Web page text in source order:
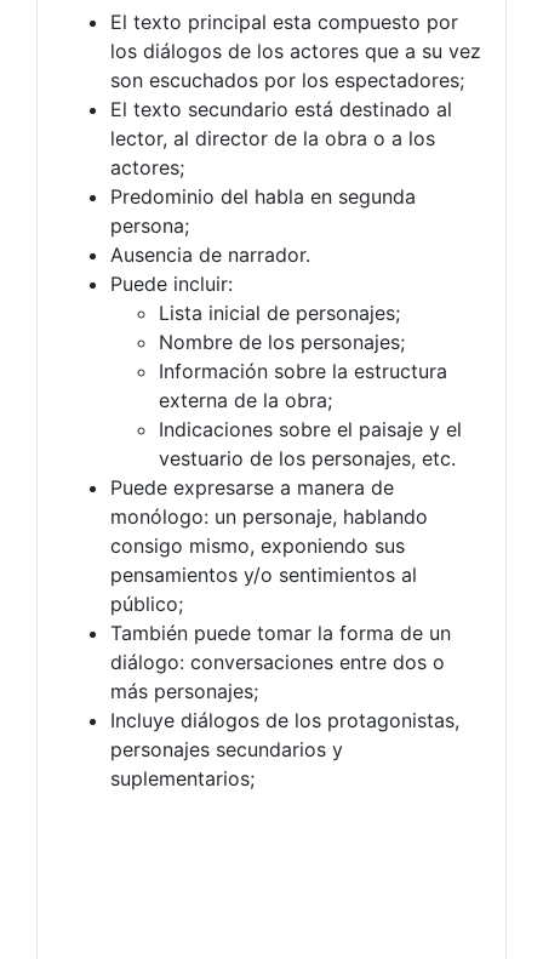
El texto principal esta compuesto por
los diálogos de los actores que a su vez
son escuchados por los espectadores;
El texto secundario está destinado al
lector, al director de la obra o a los
actores;
Predominio del habla en segunda
persona;
Ausencia de narrador.
Puede incluir:
Lista inicial de personajes;
Nombre de los personajes;
Información sobre la estructura
externa de la obra;
Indicaciones sobre el paisaje y el
vestuario de los personajes, etc.
Puede expresarse a manera de
monólogo: un personaje, hablando
consigo mismo, exponiendo sus
pensamientos y/o sentimientos al
público;
También puede tomar la forma de un
diálogo: conversaciones entre dos o
más personajes;
Incluye diálogos de los protagonistas,
personajes secundarios y
suplementarios;